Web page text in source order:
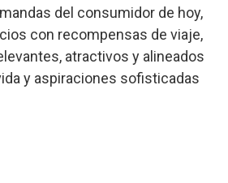
del consumidor de hoy,
con recompensas de viaje,
atractivos y alineados
y aspiraciones sofisticadas